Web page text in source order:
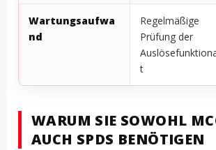
Wartungsaufwa
nd
Regelmäßige
Prüfung der
t
WARUM SIE SOWOHL
AUCH SPDS BENÖTIGEN